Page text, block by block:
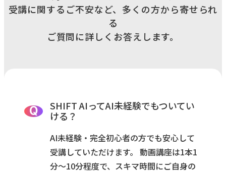
受講に関するご不安など、多くの方から寄せられ
る
ご質問に詳しくお答えします。
Q
SHIFT AIってAI未経験でもついてい
ける？
AI未経験・完全初心者の方でも安心して
受講していただけます。 動画講座は1本1
分〜10分程度で、スキマ時間にご自身の